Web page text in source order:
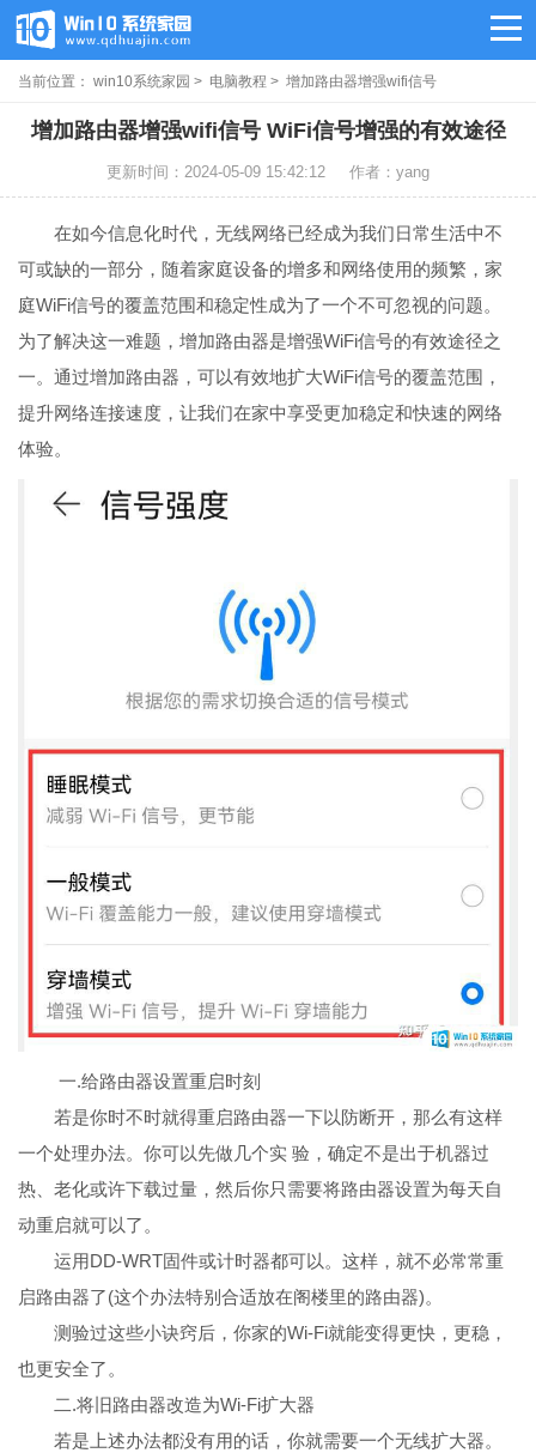
当前位置： win10系统家园 > 电脑教程 > 增加路由器增强wifi信号
增加路由器增强wifi信号 WiFi信号增强的有效途径
更新时间：2024-05-09 15:42:12 作者：yang
在如今信息化时代，无线网络已经成为我们日常生活中不
可或缺的一部分，随着家庭设备的增多和网络使用的频繁，家
庭WiFi信号的覆盖范围和稳定性成为了一个不可忽视的问题。
为了解决这一难题，增加路由器是增强WiFi信号的有效途径之
一。通过增加路由器，可以有效地扩大WiFi信号的覆盖范围，
提升网络连接速度，让我们在家中享受更加稳定和快速的网络
体验。
一.给路由器设置重启时刻
若是你时不时就得重启路由器一下以防断开，那么有这样
一个处理办法。你可以先做几个实 验，确定不是出于机器过
热、老化或许下载过量，然后你只需要将路由器设置为每天自
动重启就可以了。
运用DD-WRT固件或计时器都可以。这样，就不必常常重
启路由器了(这个办法特别合适放在阁楼里的路由器)。
测验过这些小诀窍后，你家的Wi-Fi就能变得更快，更稳，
也更安全了。
二.将旧路由器改造为Wi-Fi扩大器
若是上述办法都没有用的话，你就需要一个无线扩大器。